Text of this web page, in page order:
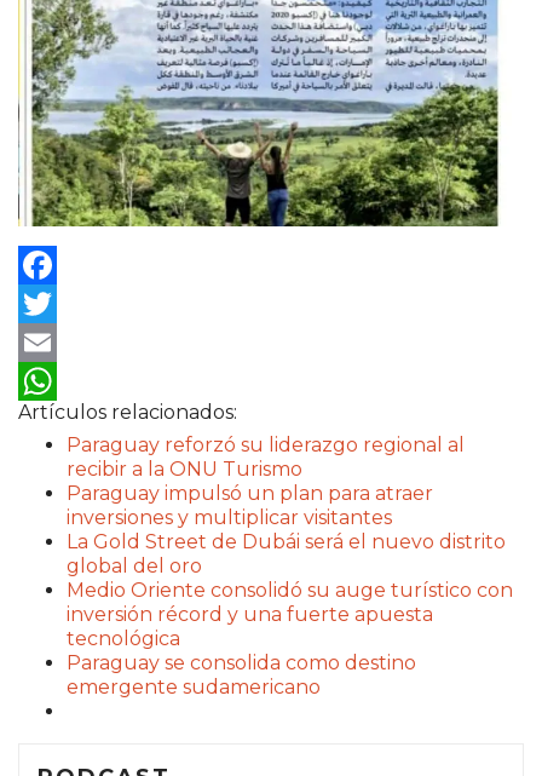
Facebook
Twitter
Email
WhatsApp
Artículos relacionados:
Paraguay reforzó su liderazgo regional al
recibir a la ONU Turismo
Paraguay impulsó un plan para atraer
inversiones y multiplicar visitantes
La Gold Street de Dubái será el nuevo distrito
global del oro
Medio Oriente consolidó su auge turístico con
inversión récord y una fuerte apuesta
tecnológica
Paraguay se consolida como destino
emergente sudamericano